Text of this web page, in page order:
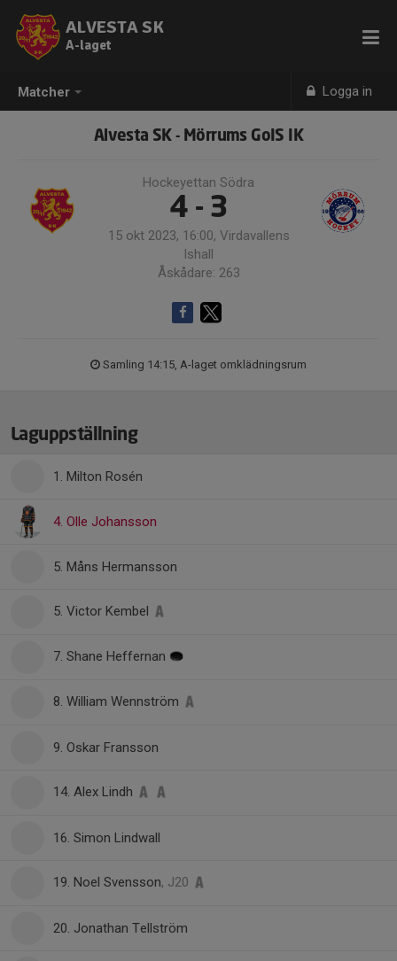
Matcher Logga in
ALVESTA SK
A-laget
Alvesta SK - Mörrums GoIS IK
Hockeyettan Södra
4 - 3
15 okt 2023, 16:00, Virdavallens
Ishall
Åskådare: 263
Samling 14:15, A-laget omklädningsrum
Laguppställning
1. Milton Rosén
4. Olle Johansson
5. Måns Hermansson
5. Victor Kembel
7. Shane Heffernan
8. William Wennström
9. Oskar Fransson
14. Alex Lindh
16. Simon Lindwall
19. Noel Svensson, J20
20. Jonathan Tellström